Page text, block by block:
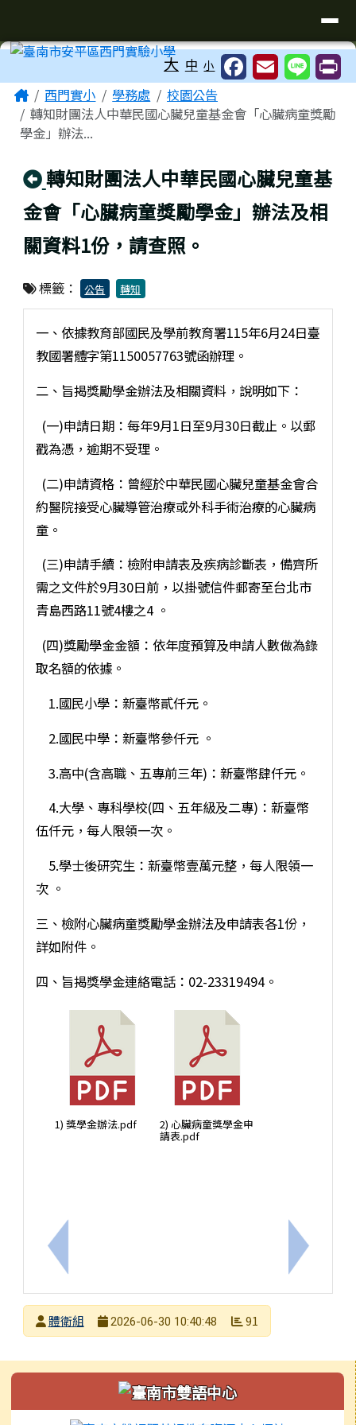
工具列 大 中 小
主內容區域
Home西門實小 學務處
校園公告
轉知財團法人中華民國心臟兒童基金會「心臟病童獎勵
學金」辦法...
回上頁
轉知財團法人中華民國心臟兒童基
金會「心臟病童獎勵學金」辦法及相
關資料1份，請查照。
標籤： 公告 轉知
上一筆：為加強維護青少年暑假期間身心健全發展
一、依據教育部國民及學前教育署115年6月24日臺
教國署體字第1150057763號函辦理。
二、旨揭獎勵學金辦法及相關資料，說明如下：
(一)申請日期：每年9月1日至9月30日截止。以郵
戳為憑，逾期不受理。
(二)申請資格：曾經於中華民國心臟兒童基金會合
約醫院接受心臟導管治療或外科手術治療的心臟病
童。
(三)申請手續：檢附申請表及疾病診斷表，備齊所
需之文件於9月30日前，以掛號信件郵寄至台北市
青島西路11號4樓之4 。
(四)獎勵學金金額：依年度預算及申請人數做為錄
取名額的依據。
1.國民小學：新臺幣貳仟元。
2.國民中學：新臺幣參仟元 。
3.高中(含高職、五專前三年)：新臺幣肆仟元。
4.大學、專科學校(四、五年級及二專)：新臺幣
伍仟元，每人限領一次。
5.學士後研究生：新臺幣壹萬元整，每人限領一
次 。
三、檢附心臟病童獎勵學金辦法及申請表各1份，
詳如附件。
四、旨揭獎學金連絡電話：02-23319494。
1) 獎學金辦法.pdf 2) 心臟病童獎學金申
請表.pdf
下一筆：
發布者
體衛組
2026-06-30 10:40:48 91
左邊區域內容
頁尾區域